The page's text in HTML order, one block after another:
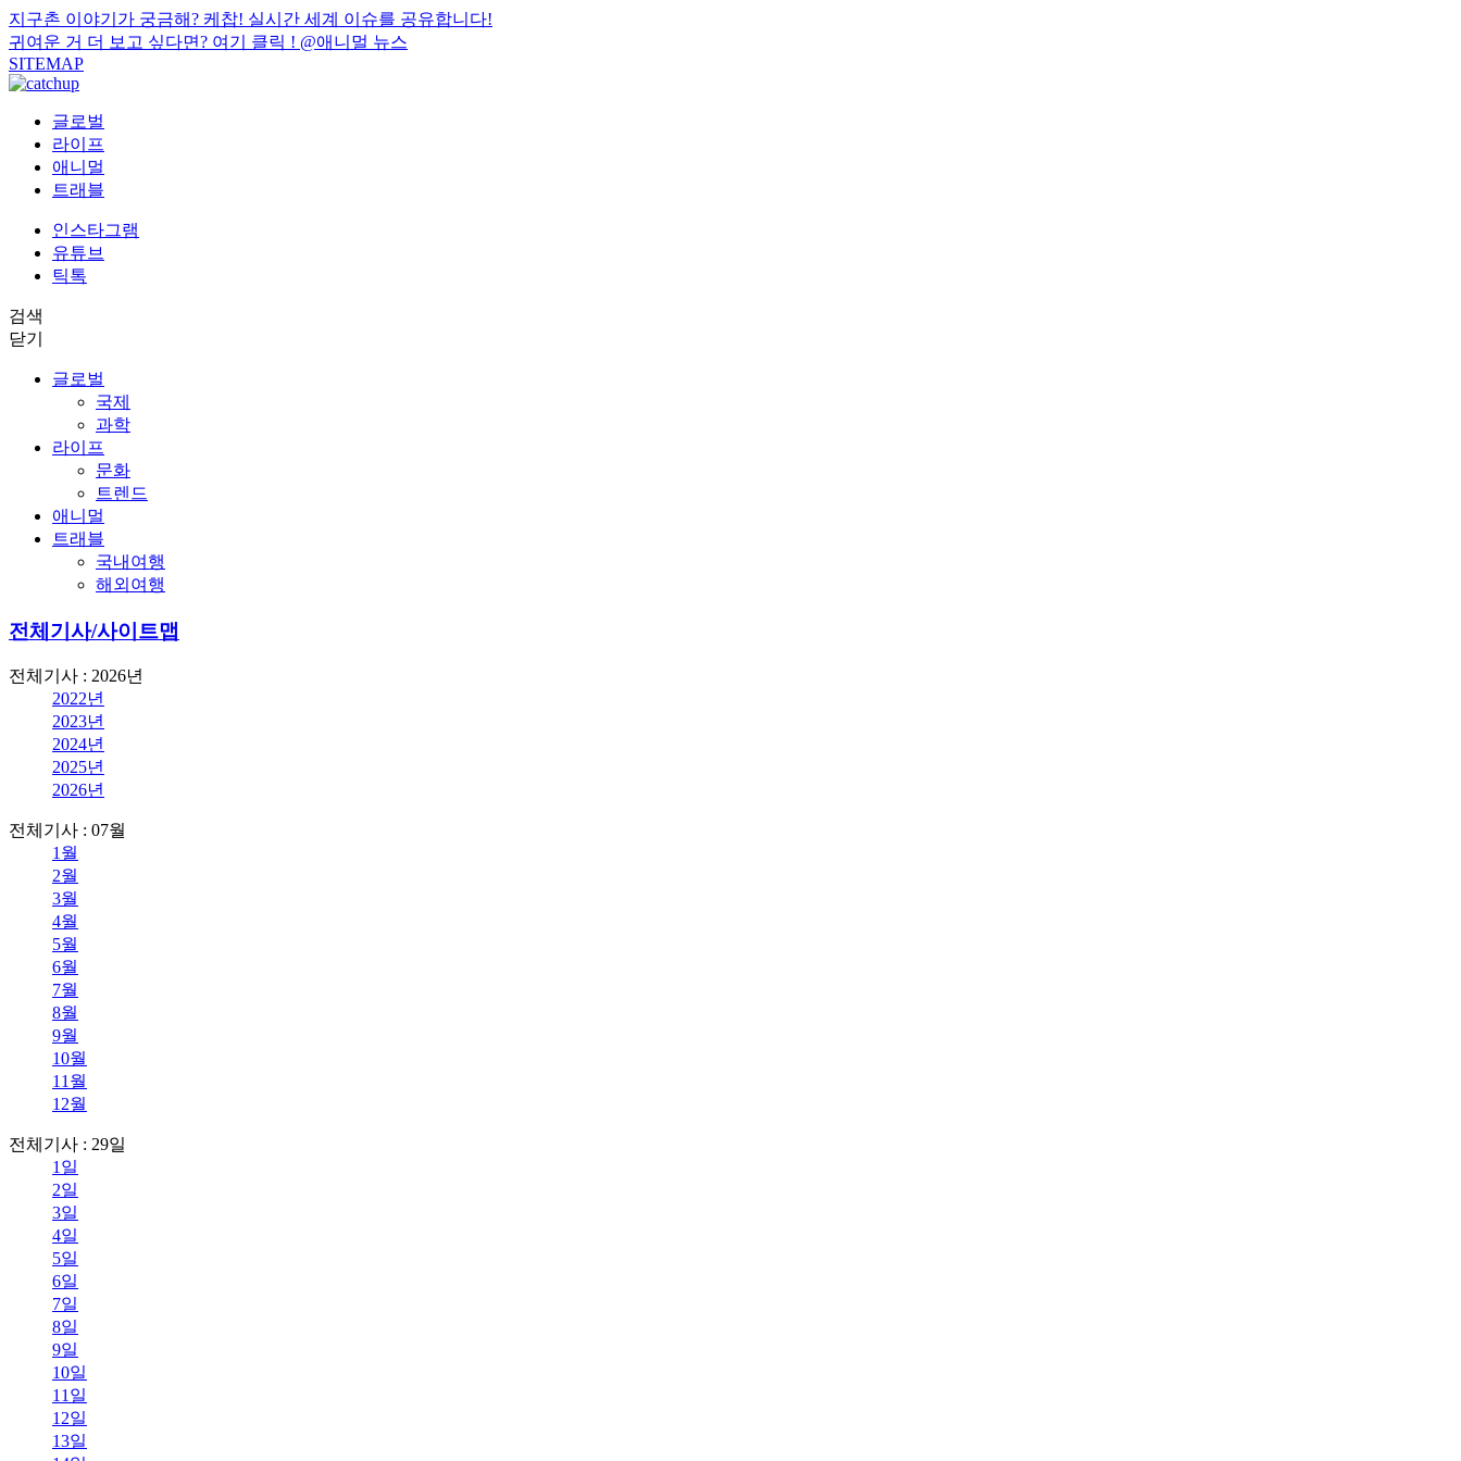
지구촌 이야기가 궁금해? 케찹! 실시간 세계 이슈를 공유합니다!
귀여운 거 더 보고 싶다면? 여기 클릭 ! @애니멀 뉴스
SITEMAP
글로벌
라이프
애니멀
트래블
인스타그램
유튜브
틱톡
검색
닫기
글로벌
국제
과학
라이프
문화
트렌드
애니멀
트래블
국내여행
해외여행
전체기사/사이트맵
전체기사 : 2026년
2022년
2023년
2024년
2025년
2026년
전체기사 : 07월
1월
2월
3월
4월
5월
6월
7월
8월
9월
10월
11월
12월
전체기사 : 29일
1일
2일
3일
4일
5일
6일
7일
8일
9일
10일
11일
12일
13일